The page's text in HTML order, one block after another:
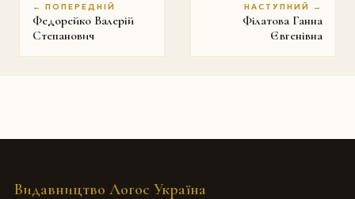
← ПОПЕРЕДНІЙ
Федорейко Валерій
Степанович
НАСТУПНИЙ →
Філатова Ганна
Євгенівна
Видавництво Логос Україна